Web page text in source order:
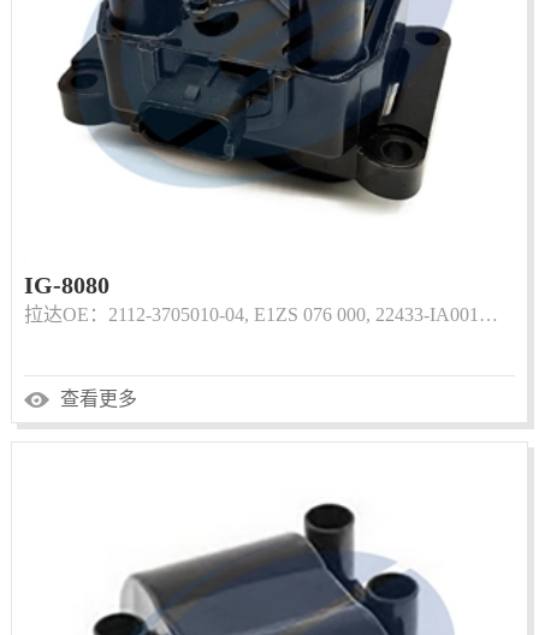
IG-8080
拉达OE：2112-3705010-04, E1ZS 076 000, 22433-IA001…
查看更多